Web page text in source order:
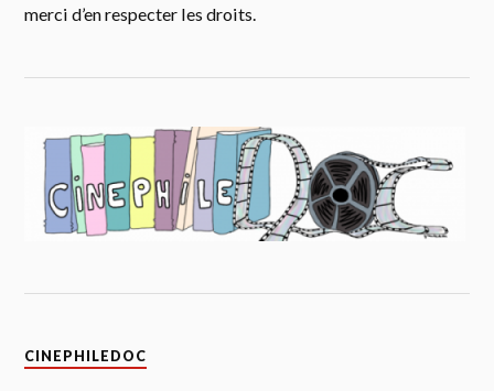
merci d’en respecter les droits.
CINEPHILEDOC